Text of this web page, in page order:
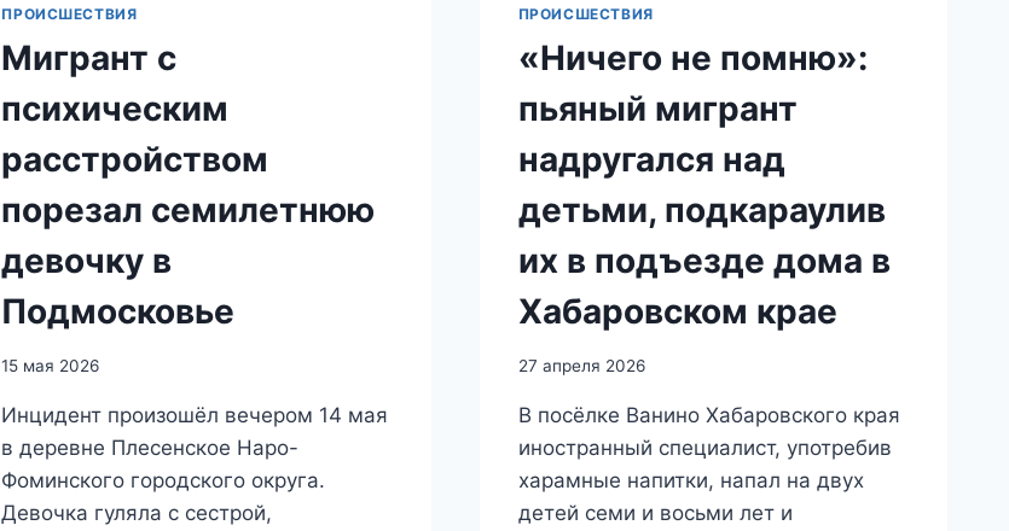
ПРОИСШЕСТВИЯ
Мигрант с
психическим
расстройством
порезал семилетнюю
девочку в
Подмосковье
15 мая 2026
Инцидент произошёл вечером 14 мая
в деревне Плесенское Наро-
Фоминского городского округа.
Девочка гуляла с сестрой,
ПРОИСШЕСТВИЯ
«Ничего не помню»:
пьяный мигрант
надругался над
детьми, подкараулив
их в подъезде дома в
Хабаровском крае
27 апреля 2026
В посёлке Ванино Хабаровского края
иностранный специалист, употребив
харамные напитки, напал на двух
детей семи и восьми лет и